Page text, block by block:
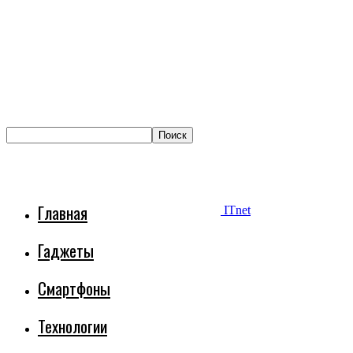
ITnet
Главная
Гаджеты
Смартфоны
Технологии